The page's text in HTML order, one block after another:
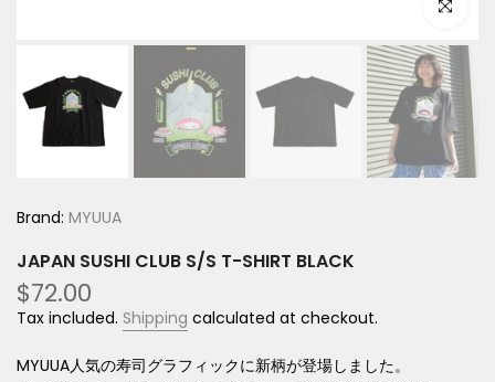
Click to
Brand: MYUUA
JAPAN SUSHI CLUB S/S T-SHIRT BLACK
$72.00
Tax included. Shipping calculated at checkout.
MYUUA人気の寿司グラフィックに新柄が登場しました。